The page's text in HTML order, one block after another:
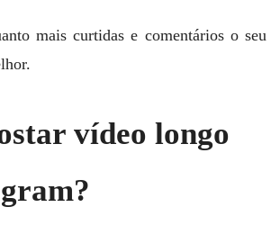
mais curtidas e comentários o seu
vídeo longo